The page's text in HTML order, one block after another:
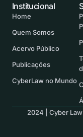
Institucional
Home
Quem Somos
Acervo Público
Publicações
CyberLaw no Mundo
2024 | Cyber